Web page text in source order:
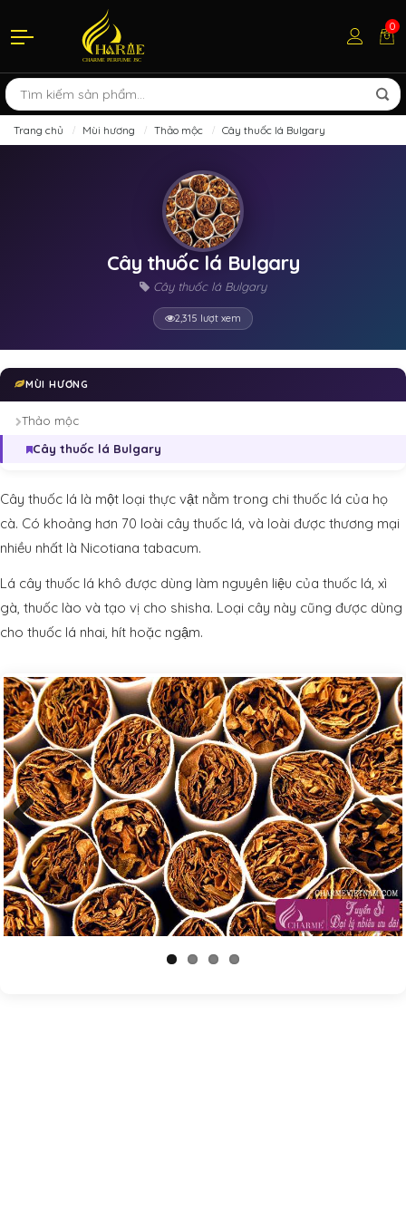
0
Trang chủ Mùi hương Thảo mộc Cây thuốc lá Bulgary
Cây thuốc lá Bulgary
Cây thuốc lá Bulgary
2,315 lượt xem
MÙI HƯƠNG
Thảo mộc
Cây thuốc lá Bulgary
Cây thuốc lá là một loại thực vật nằm trong chi thuốc lá của họ
cà. Có khoảng hơn 70 loài cây thuốc lá, và loài được thương mại
nhiều nhất là Nicotiana tabacum.
Lá cây thuốc lá khô được dùng làm nguyên liệu của thuốc lá, xì
gà, thuốc lào và tạo vị cho shisha. Loại cây này cũng được dùng
cho thuốc lá nhai, hít hoặc ngậm.
Previous Next